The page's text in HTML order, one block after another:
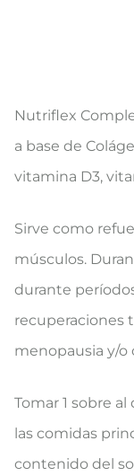
Nutriflex
a base de
vitamina D3,
Sirve como
músculos.
durante
recuperaciones
menopausia y/o
Tomar 1 sobre
las comidas
contenido del